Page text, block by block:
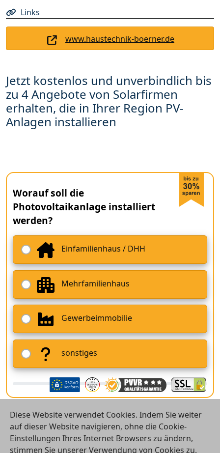
Links
www.haustechnik-boerner.de
Jetzt kostenlos und unverbindlich bis
zu 4 Angebote von Solarfirmen
erhalten, die in Ihrer Region PV-
Anlagen installieren
Worauf soll die
Photovoltaikanlage installiert
werden?
Einfamilienhaus / DHH
Mehrfamilienhaus
Gewerbeimmobilie
sonstiges
Diese Website verwendet Cookies. Indem Sie weiter
auf dieser Website navigieren, ohne die Cookie-
Einstellungen Ihres Internet Browsers zu ändern,
stimmen Sie unserer Verwendung von Cookies zu.